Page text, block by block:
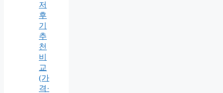
저
후
기
추
천
비
교
(가
격·